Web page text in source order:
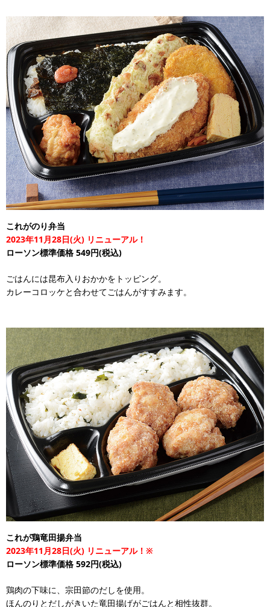
これがのり弁当
2023年11月28日(火) リニューアル！
ローソン標準価格 549円(税込)
ごはんには昆布入りおかかをトッピング。
カレーコロッケと合わせてごはんがすすみます。
これが鶏竜田揚弁当
2023年11月28日(火) リニューアル！※
ローソン標準価格 592円(税込)
鶏肉の下味に、宗田節のだしを使用。
ほんのりとだしがきいた竜田揚げがごはんと相性抜群。